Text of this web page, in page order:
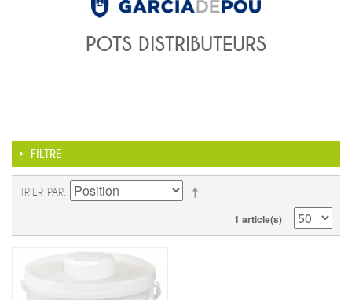
POTS DISTRIBUTEURS
FILTRE
TRIER PAR
1 article(s)